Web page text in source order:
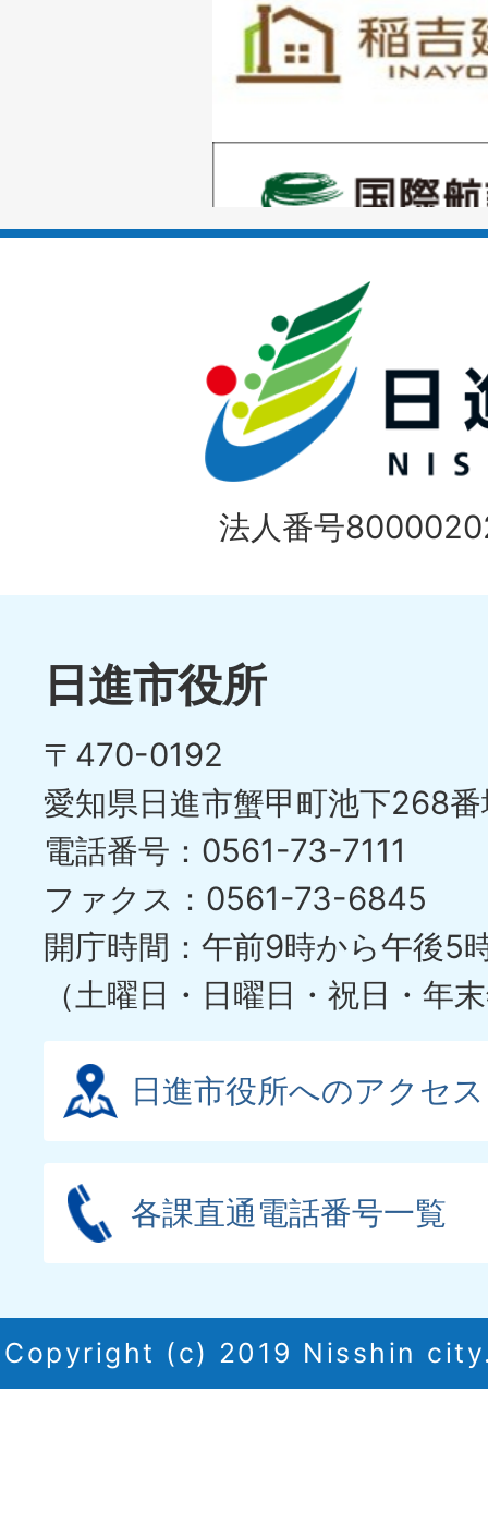
枚
目
ラ
枚
ス
ラ
イ
ド
1
枚
目
の
イ
目
の
ス
ラ
イ
ド
法人番号
日進市役所
〒470-0192
愛知県日進市蟹甲町池下268
電話番号：0561-73-7111
ファクス：0561-73-6845
開庁時間：午前9時から午後5
（土曜日・日曜日・祝日・年
日進市役所へのアクセス
各課直通電話番号一覧
Copyright (c) 2019 Nisshin